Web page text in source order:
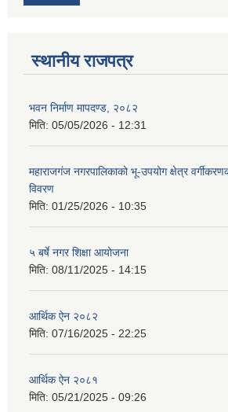
स्थानीय राजपत्र
भवन निर्माण मापदण्ड, २०८२
मिति: 05/05/2026 - 12:31
महाराजगंज नगरपालिकाको भू-उपयोग क्षेत्र
विवरण
मिति: 01/25/2026 - 10:35
५ बर्षे नगर शिक्षा आयोजना
मिति: 08/11/2025 - 14:15
आर्थिक ऐन २०८२
मिति: 07/16/2025 - 22:25
आर्थिक ऐन २०८१
मिति: 05/21/2025 - 09:26